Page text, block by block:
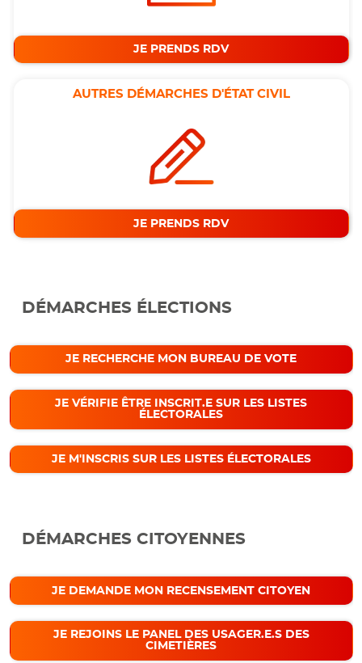
JE PRENDS RDV
AUTRES DÉMARCHES D'ÉTAT CIVIL
JE PRENDS RDV
DÉMARCHES ÉLECTIONS
JE RECHERCHE MON BUREAU DE VOTE
JE VÉRIFIE ÊTRE INSCRIT.E SUR LES LISTES
ÉLECTORALES
JE M'INSCRIS SUR LES LISTES ÉLECTORALES
DÉMARCHES CITOYENNES
JE DEMANDE MON RECENSEMENT CITOYEN
JE REJOINS LE PANEL DES USAGER.E.S DES
CIMETIÈRES